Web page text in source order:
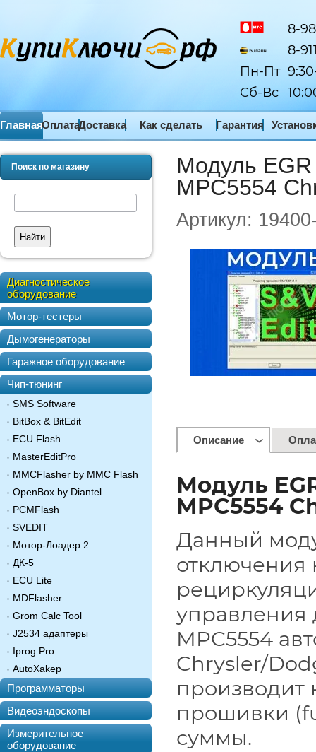
ГлавнаяОплатаДоставка Как сделать Гарантия
8-
8-
Пн-Пт
Сб-Вс
Поиск по магазину
Найти
Диагностическое
оборудование
Мотор-тестеры
Дымогенераторы
Гаражное оборудование
Чип-тюнинг
SMS Software
BitBox & BitEdit
ECU Flash
MasterEditPro
MMCFlasher by MMC Flash
OpenBox by Diantel
PCMFlash
SVEDIT
Мотор-Лоадер 2
ДК-5
ECU Lite
MDFlasher
Grom Calc Tool
J2534 адаптеры
Iprog Pro
AutoXakep
Программаторы
Видеоэндоскопы
Измерительное
оборудование
Модуль
MPC5554
Артикул:
Описание
Модуль
MPC5554
Данный
отключения
управления
MPC5554
Chrysler/
производит
прошивки
суммы.